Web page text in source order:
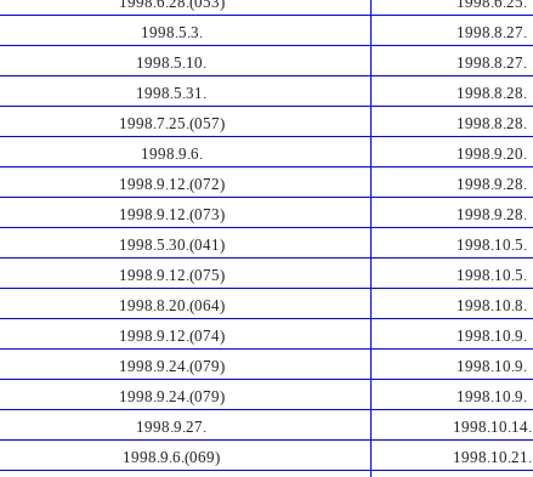
1998.5.3. 1998.8.27.
1998.5.10. 1998.8.27.
1998.5.31. 1998.8.28.
1998.7.25.(057) 1998.8.28.
1998.9.6. 1998.9.20.
1998.9.12.(072) 1998.9.28.
1998.9.12.(073) 1998.9.28.
1998.5.30.(041) 1998.10.5.
1998.9.12.(075) 1998.10.5.
1998.8.20.(064) 1998.10.8.
1998.9.12.(074) 1998.10.9.
1998.9.24.(079) 1998.10.9.
1998.9.24.(079) 1998.10.9.
1998.9.27. 1998.10.14.
1998.9.6.(069) 1998.10.21.